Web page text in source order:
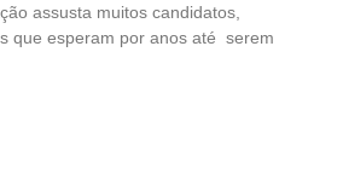
assusta muitos candidatos,
que esperam por anos até serem